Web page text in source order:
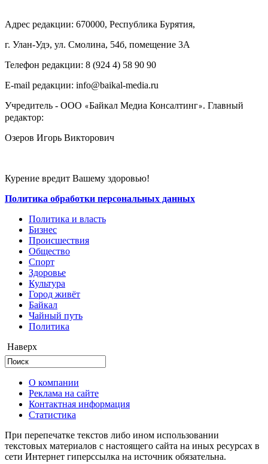
Адрес редакции: 670000, Республика Бурятия,
г. Улан-Удэ, ул. Смолина, 54б, помещение 3А
Телефон редакции: ‎‎8 (924 4) 58 90 90
E-mail редакции: info@baikal-media.ru
Учредитель - ООО «Байкал Медиа Консалтинг». Главный
редактор:
Озеров Игорь Викторович
Курение вредит Вашему здоровью!
Политика обработки персональных данных
Политика и власть
Бизнес
Происшествия
Общество
Cпорт
Здоровье
Культура
Город живёт
Байкал
Чайный путь
Политика
Наверх
О компании
Реклама на сайте
Контактная информация
Статистика
При перепечатке текстов либо ином использовании
текстовых материалов с настоящего сайта на иных ресурсах в
сети Интернет гиперссылка на источник обязательна.